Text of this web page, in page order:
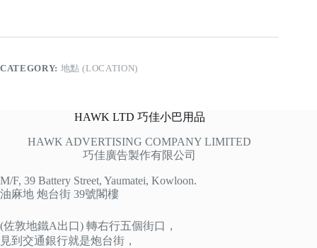
CATEGORY: 地點 (LOCATION)
HAWK LTD 巧佳小巴用品
HAWK ADVERTISING COMPANY LIMITED
巧佳廣告製作有限公司
M/F, 39 Battery Street, Yaumatei, Kowloon.
油麻地 炮台街 39號閣樓
(佐敦地鐵A出口) 轉右行五個街口，
見到交通銀行就是炮台街，